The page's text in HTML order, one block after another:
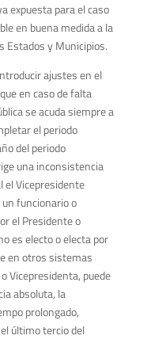
expuesta para el caso
en buena medida a la
Estados y Municipios.
ajustes en el
en caso de falta
se acuda siempre a
el periodo
del periodo
una inconsistencia
el Vicepresidente
funcionario o
el Presidente o
es electo o electa por
en otros sistemas
Vicepresidenta, puede
absoluta, la
prolongado,
último tercio del